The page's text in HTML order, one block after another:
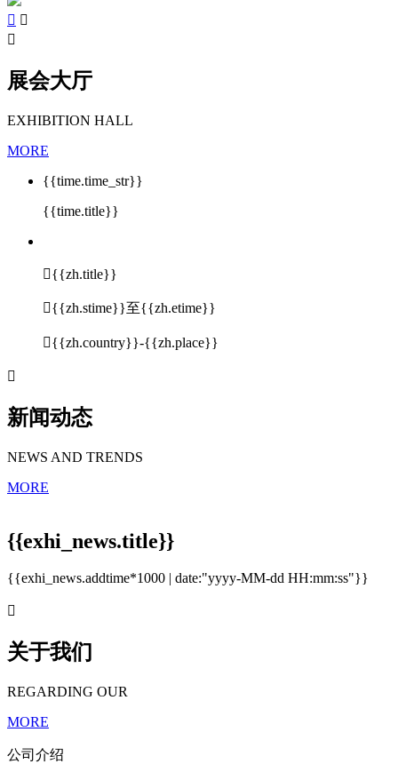
 

展会大厅
EXHIBITION HALL
MORE
{{time.time_str}}
{{time.title}}
{{zh.title}}
{{zh.stime}}至{{zh.etime}}
{{zh.country}}-{{zh.place}}

新闻动态
NEWS AND TRENDS
MORE
{{exhi_news.title}}
{{exhi_news.addtime*1000 | date:"yyyy-MM-dd HH:mm:ss"}}

关于我们
REGARDING OUR
MORE
公司介绍